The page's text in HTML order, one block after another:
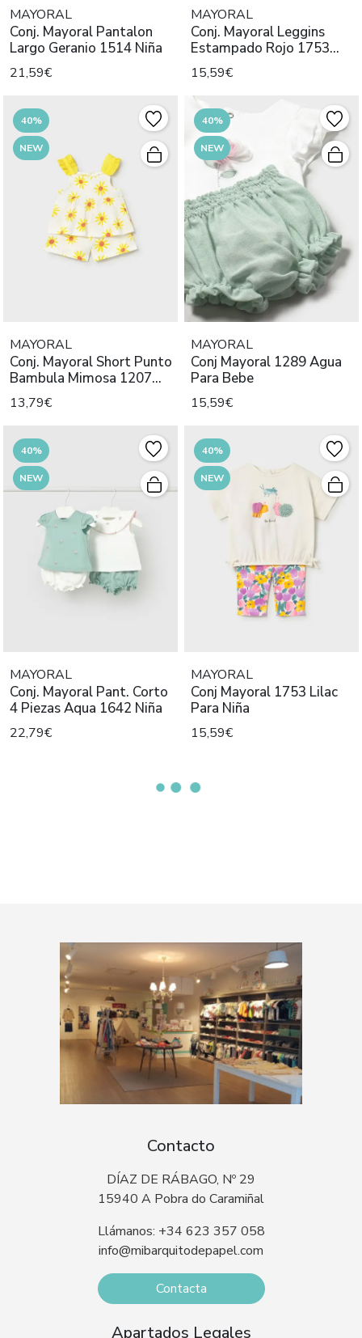
MAYORAL
Conj. Mayoral Pantalon
Largo Geranio 1514 Niña
21,59€
MAYORAL
Conj. Mayoral Leggins
Estampado Rojo 1753
Niña
15,59€
40%
NEW
MAYORAL
Conj. Mayoral Short Punto
Bambula Mimosa 1207
Niña
13,79€
40%
NEW
MAYORAL
Conj Mayoral 1289 Agua
Para Bebe
15,59€
40%
NEW
MAYORAL
Conj. Mayoral Pant. Corto
4 Piezas Aqua 1642 Niña
22,79€
40%
NEW
MAYORAL
Conj Mayoral 1753 Lilac
Para Niña
15,59€
Contacto
DÍAZ DE RÁBAGO, Nº 29
15940 A Pobra do Caramiñal
Llámanos: +34 623 357 058
info@mibarquitodepapel.com
Contacta
Apartados Legales